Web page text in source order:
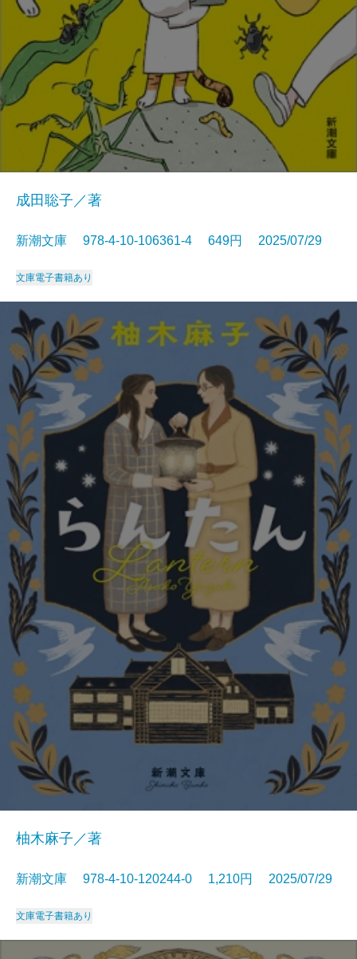
成田聡子／著
新潮文庫 978-4-10-106361-4 649円 2025/07/29
文庫電子書籍あり
柚木麻子／著
新潮文庫 978-4-10-120244-0 1,210円 2025/07/29
文庫電子書籍あり